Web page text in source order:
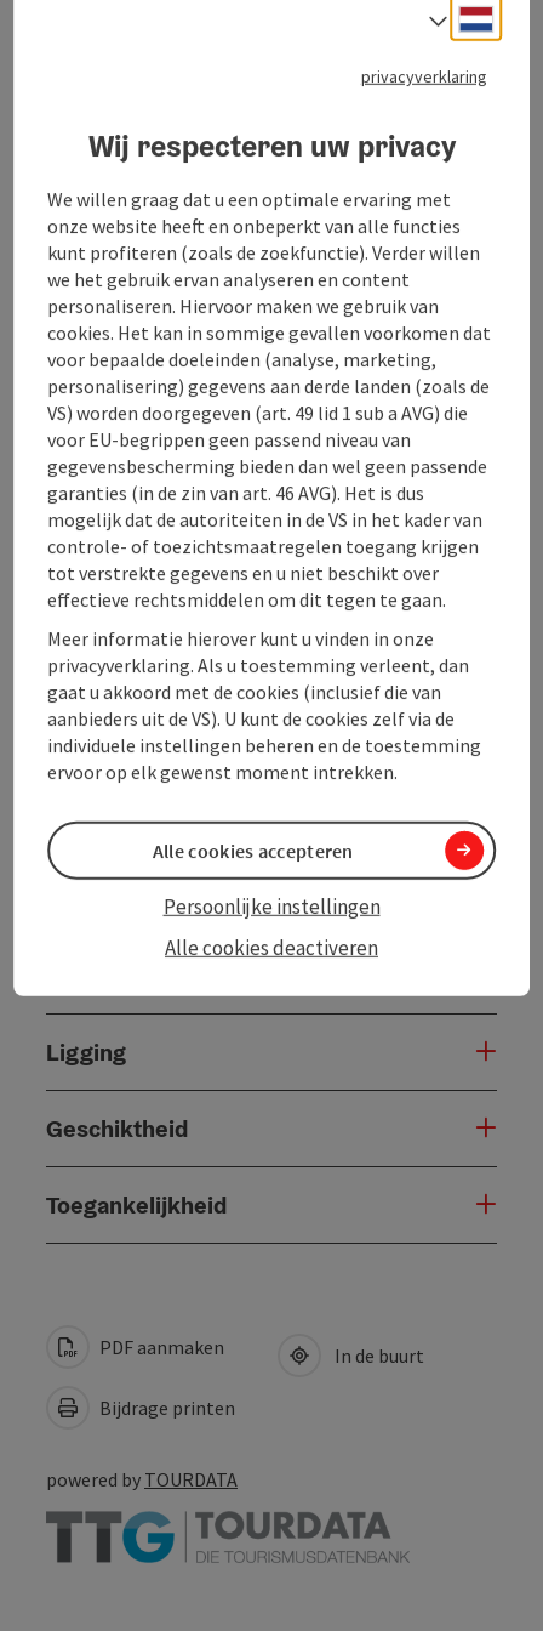
locatie en is slechts enkele minuten lopen van het
dorpscentrum van Oberkappel. Zo kunt u eenvoudig
boodschappen doen, het buitenzwembad bezoeken of
genieten van de Kneipp- en fitnessroute. De twee
gezellige vakantie-appartementen op de zolder
bieden plaats aan 2-3 of 2-5 personen. Ze zijn
uitgerust met een keuken, slaapkamer, kinder
slaapkamer, WC, douche, TV en W-Lan. Verder zijn er
een ligweide, speeltuin en kampvuurplaats
(barbecueplek) in de tuin aanwezig.
Contact
Algemene informatie
Kamers/vakantiewoningen
Inrichting
Ligging
Geschiktheid
Toegankelijkheid
PDF aanmaken
Bijdrage printen
In de buurt
powered by TOURDATA
privacyverklaring
Wij respecteren uw privacy
We willen graag dat u een optimale ervaring met
onze website heeft en onbeperkt van alle functies
kunt profiteren (zoals de zoekfunctie). Verder willen
we het gebruik ervan analyseren en content
personaliseren. Hiervoor maken we gebruik van
cookies. Het kan in sommige gevallen voorkomen dat
voor bepaalde doeleinden (analyse, marketing,
personalisering) gegevens aan derde landen (zoals de
VS) worden doorgegeven (art. 49 lid 1 sub a AVG) die
voor EU-begrippen geen passend niveau van
gegevensbescherming bieden dan wel geen passende
garanties (in de zin van art. 46 AVG). Het is dus
mogelijk dat de autoriteiten in de VS in het kader van
controle- of toezichtsmaatregelen toegang krijgen
tot verstrekte gegevens en u niet beschikt over
effectieve rechtsmiddelen om dit tegen te gaan.
Meer informatie hierover kunt u vinden in onze
privacyverklaring. Als u toestemming verleent, dan
gaat u akkoord met de cookies (inclusief die van
aanbieders uit de VS). U kunt de cookies zelf via de
individuele instellingen beheren en de toestemming
ervoor op elk gewenst moment intrekken.
Alle cookies deactiveren
Persoonlijke instellingen
Alle cookies accepteren